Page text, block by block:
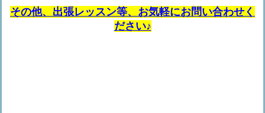
その他、出張レッスン等、お気軽にお問い合わせく
ださい♪